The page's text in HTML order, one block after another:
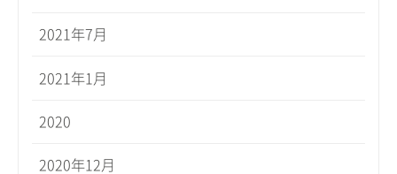
2021年7月
2021年1月
2020
2020年12月